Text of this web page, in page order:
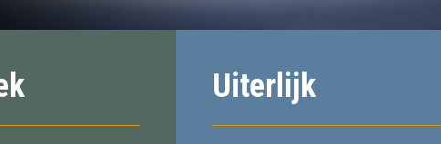
Uiterlijk